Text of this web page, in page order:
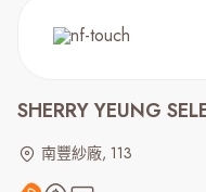
SHERRY YEUNG
南豐紗廠, 113